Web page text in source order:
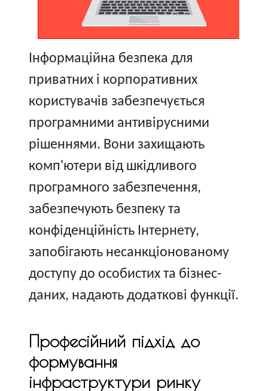
Інформаційна безпека для
приватних і корпоративних
користувачів забезпечується
програмними антивірусними
рішеннями. Вони захищають
комп'ютери від шкідливого
програмного забезпечення,
забезпечують безпеку та
конфіденційність Інтернету,
запобігають несанкціонованому
доступу до особистих та бізнес-
даних, надають додаткові функції.
Професійний підхід до
формування
інфраструктури ринку